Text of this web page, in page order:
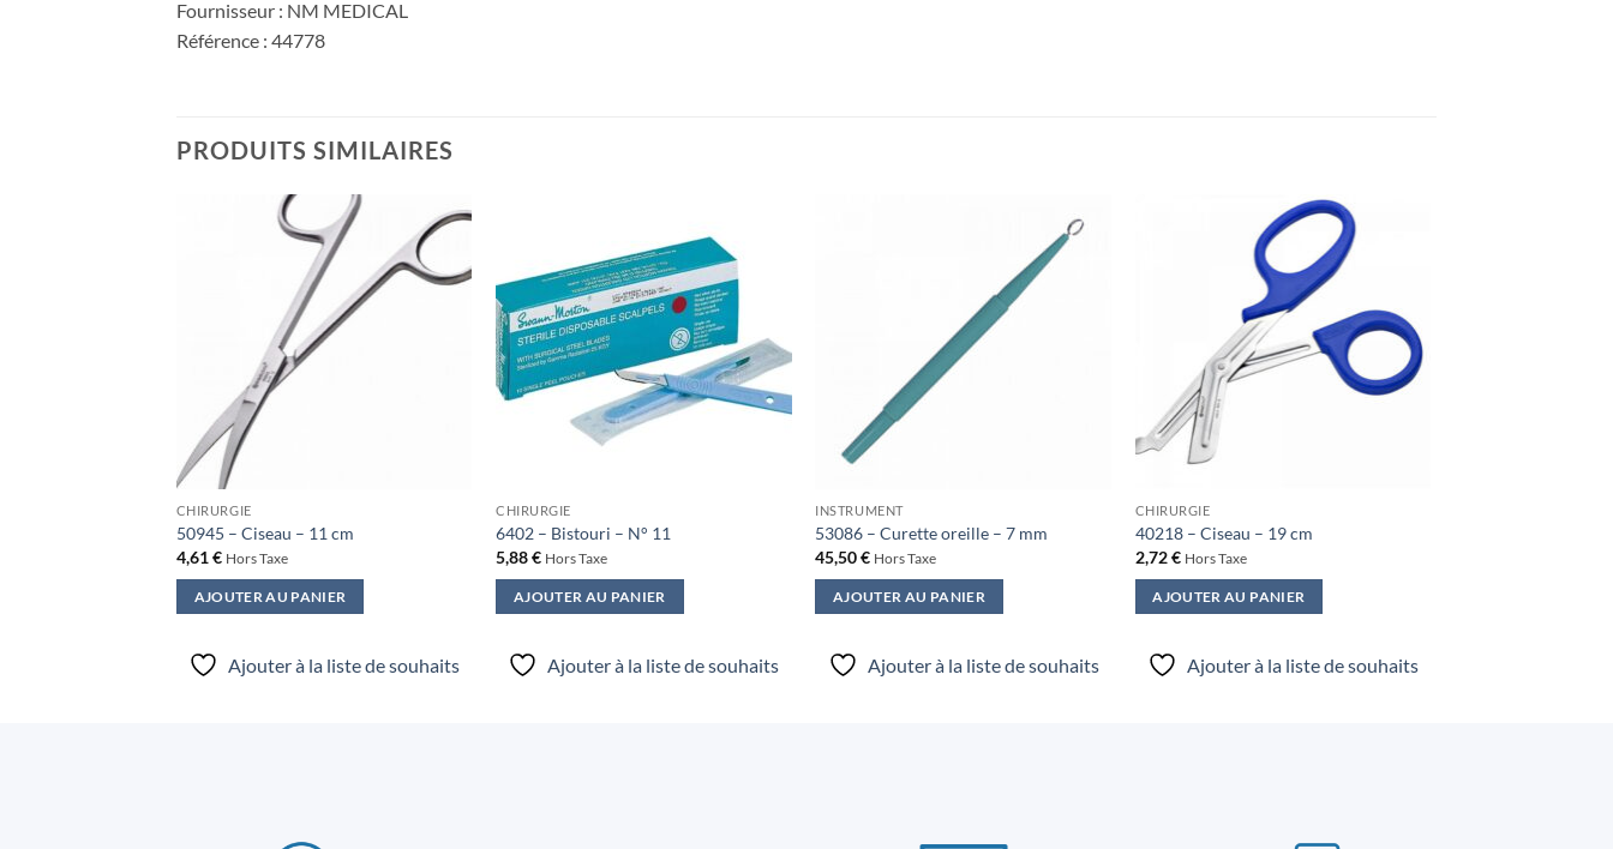
Fournisseur : NM MEDICAL
Référence : 44778
PRODUITS SIMILAIRES
Ajouter
à la liste
CHIRURGIE
50945 – Ciseau – 11 cm
4,61€ Hors Taxe
AJOUTER AU PANIER
Ajouter à la liste de souhaits
Ajouter
à la liste
CHIRURGIE
6402 – Bistouri – N° 11
5,88€ Hors Taxe
AJOUTER AU PANIER
Ajouter à la liste de souhaits
Ajouter
INSTRUMENT
53086 – Curette oreille – 7 mm
45,50€ Hors Taxe
AJOUTER AU PANIER
Ajouter à la liste de souhaits
souhaits
CHIRURGIE
40218 – Ciseau – 19 cm
2,72€ Hors Taxe
AJOUTER AU PANIER
Ajouter à la liste de souhaits